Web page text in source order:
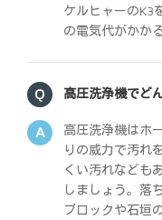
ケルヒャーのK3
の電気代がかか
高圧洗浄機でど
高圧洗浄機はホ
りの威力で汚れ
くい汚れなども
しましょう。落
ブロックや石垣